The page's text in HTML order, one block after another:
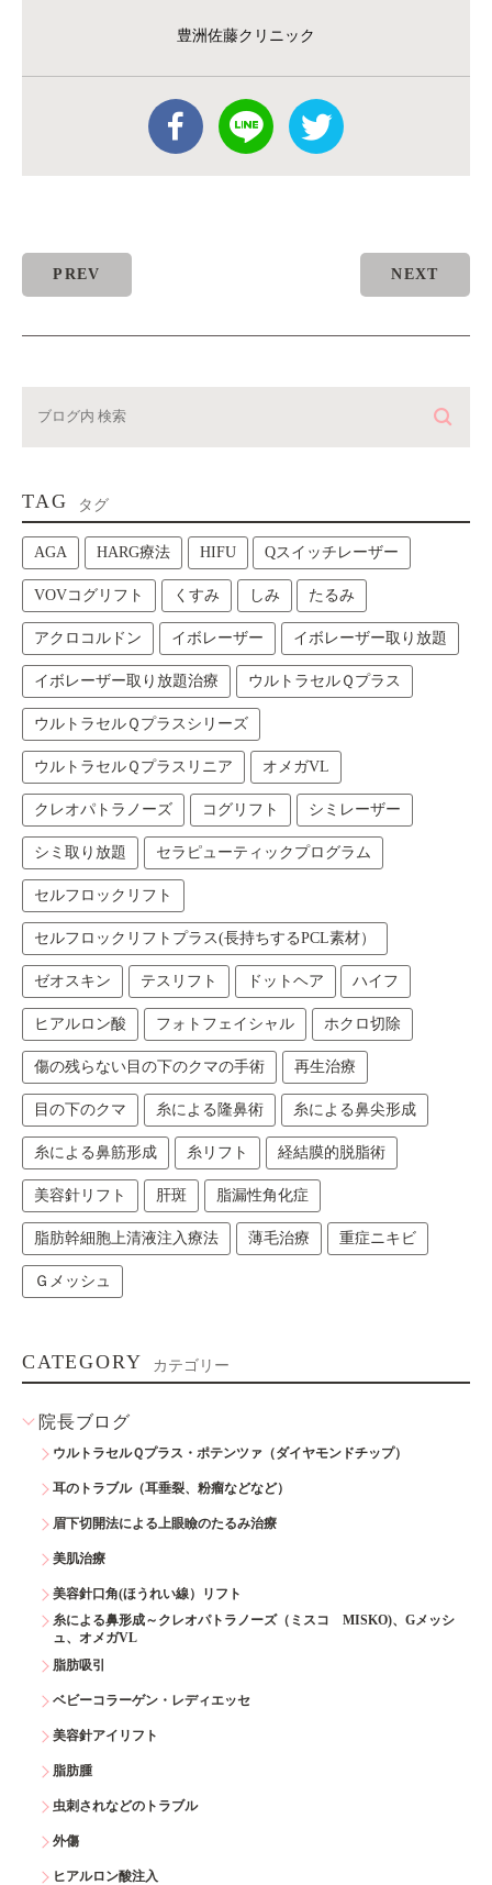
豊洲佐藤クリニック
PREV NEXT
TAG タグ
AGA HARG療法 HIFU Qスイッチレーザー
VOVコグリフト くすみ しみ たるみ
アクロコルドン イボレーザー イボレーザー取り放題
イボレーザー取り放題治療 ウルトラセルＱプラス
ウルトラセルＱプラスシリーズ
ウルトラセルＱプラスリニア オメガVL
クレオパトラノーズ コグリフト シミレーザー
シミ取り放題 セラピューティックプログラム
セルフロックリフト
セルフロックリフトプラス(長持ちするPCL素材）
ゼオスキン テスリフト ドットヘア ハイフ
ヒアルロン酸 フォトフェイシャル ホクロ切除
傷の残らない目の下のクマの手術 再生治療
目の下のクマ 糸による隆鼻術 糸による鼻尖形成
糸による鼻筋形成 糸リフト 経結膜的脱脂術
美容針リフト 肝斑 脂漏性角化症
脂肪幹細胞上清液注入療法 薄毛治療 重症ニキビ
Ｇメッシュ
CATEGORY カテゴリー
院長ブログ
ウルトラセルＱプラス・ポテンツァ（ダイヤモンドチップ）
耳のトラブル（耳垂裂、粉瘤などなど）
眉下切開法による上眼瞼のたるみ治療
美肌治療
美容針口角(ほうれい線）リフト
糸による鼻形成～クレオパトラノーズ（ミスコ MISKO)、Gメッシ
ュ、オメガVL
脂肪吸引
ベビーコラーゲン・レディエッセ
美容針アイリフト
脂肪腫
虫刺されなどのトラブル
外傷
ヒアルロン酸注入